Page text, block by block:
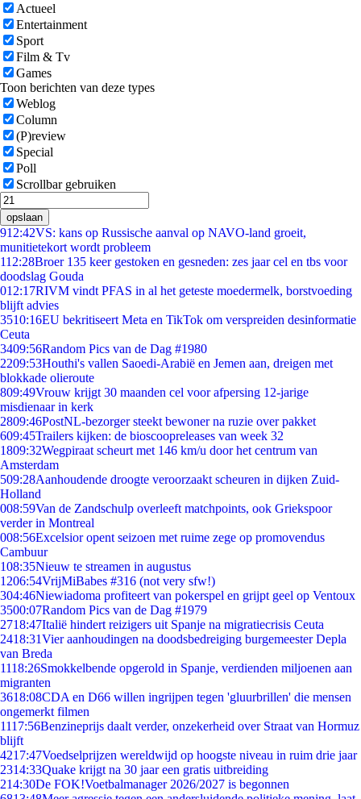
Actueel
Entertainment
Sport
Film & Tv
Games
Toon berichten van deze types
Weblog
Column
(P)review
Special
Poll
Scrollbar gebruiken
opslaan
912:42VS: kans op Russische aanval op NAVO-land groeit,
munitietekort wordt probleem
112:28Broer 135 keer gestoken en gesneden: zes jaar cel en tbs voor
doodslag Gouda
012:17RIVM vindt PFAS in al het geteste moedermelk, borstvoeding
blijft advies
3510:16EU bekritiseert Meta en TikTok om verspreiden desinformatie
Ceuta
3409:56Random Pics van de Dag #1980
2209:53Houthi's vallen Saoedi-Arabië en Jemen aan, dreigen met
blokkade olieroute
809:49Vrouw krijgt 30 maanden cel voor afpersing 12-jarige
misdienaar in kerk
2809:46PostNL-bezorger steekt bewoner na ruzie over pakket
609:45Trailers kijken: de bioscoopreleases van week 32
1809:32Wegpiraat scheurt met 146 km/u door het centrum van
Amsterdam
509:28Aanhoudende droogte veroorzaakt scheuren in dijken Zuid-
Holland
008:59Van de Zandschulp overleeft matchpoints, ook Griekspoor
verder in Montreal
008:56Excelsior opent seizoen met ruime zege op promovendus
Cambuur
108:35Nieuw te streamen in augustus
1206:54VrijMiBabes #316 (not very sfw!)
304:46Niewiadoma profiteert van pokerspel en grijpt geel op Ventoux
3500:07Random Pics van de Dag #1979
2718:47Italië hindert reizigers uit Spanje na migratiecrisis Ceuta
2418:31Vier aanhoudingen na doodsbedreiging burgemeester Depla
van Breda
1118:26Smokkelbende opgerold in Spanje, verdienden miljoenen aan
migranten
3618:08CDA en D66 willen ingrijpen tegen 'gluurbrillen' die mensen
ongemerkt filmen
1117:56Benzineprijs daalt verder, onzekerheid over Straat van Hormuz
blijft
4217:47Voedselprijzen wereldwijd op hoogste niveau in ruim drie jaar
2314:33Quake krijgt na 30 jaar een gratis uitbreiding
214:30De FOK!Voetbalmanager 2026/2027 is begonnen